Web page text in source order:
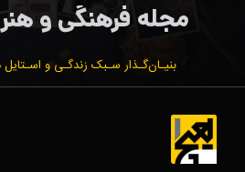
بنیـان‌گـذار سـبک زندگـی و اسـتایل